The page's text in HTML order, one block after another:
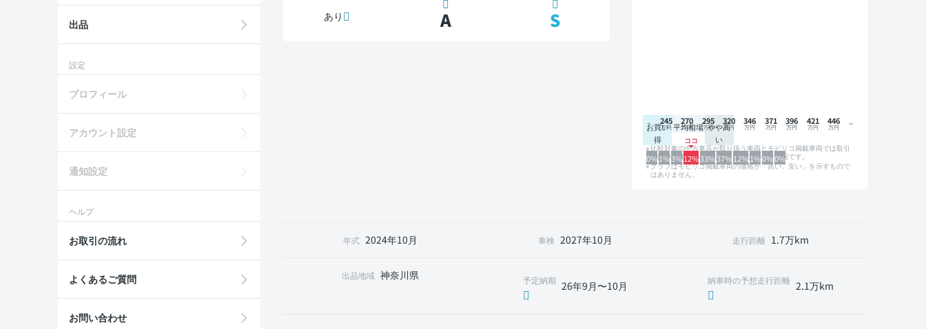
お買い
得
平均相場 やや高
い
0%1%3%12%33%37%12%1%0%0%
245 270 295 320 346 371 396 421 446
比較対象の中古車店が取り扱う車両とモビリコ掲載車両では取引
形態や条件が異なるため、グラフは参考情報です。
グラフはモビリコ掲載車両の価格が「高い、安い」を示すもので
はありません。
あり A S
年式 2024年10月 車検 2027年10月 走行距離 1.7万km
出品地域 神奈川県 予定納期 26年9月〜10月 納車時の予想走行距離 2.1万km
出品
設定
プロフィール
アカウント設定
通知設定
ヘルプ
お取引の流れ
よくあるご質問
お問い合わせ